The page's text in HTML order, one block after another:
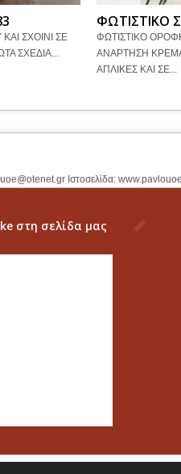
ΣΧΟΙΝΙ ΣΕ
ΣΧΕΔΙΑ...
ΦΩΤΙΣΤΙΚΟ
ΦΩΤΙΣΤΙΚΟ
ΑΝΑΡΤΗΣΗ
ΑΠΛΙΚΕΣ ΚΑΙ ΣΕ...
Ιστοσελίδα:
στη σελίδα μας